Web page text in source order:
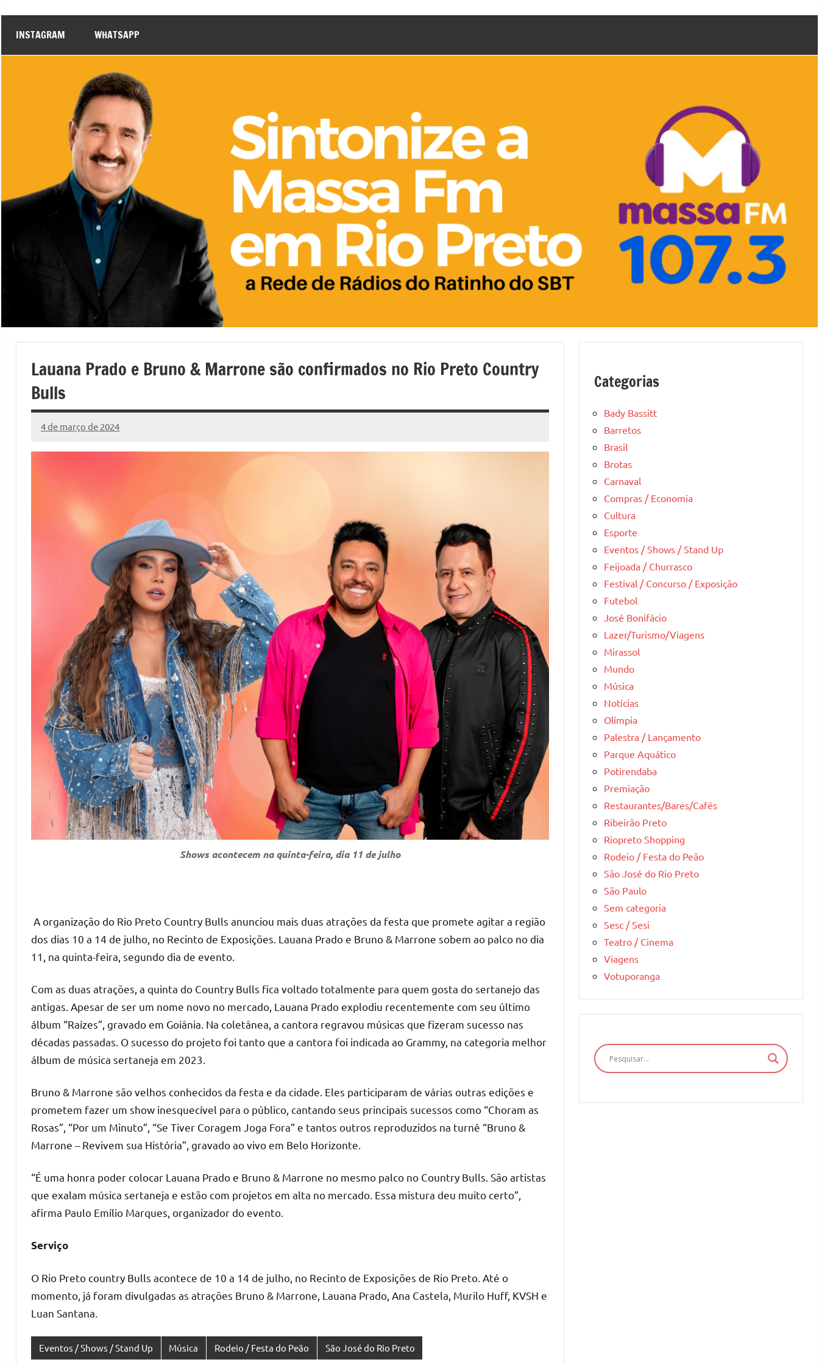
INSTAGRAM WHATSAPP
Lauana Prado e Bruno & Marrone são confirmados no Rio Preto Country
Bulls
4 de março de 2024
Marcelo
Fachin
Shows acontecem na quinta-feira, dia 11 de julho
A organização do Rio Preto Country Bulls anunciou mais duas atrações da festa que promete agitar a região
dos dias 10 a 14 de julho, no Recinto de Exposições. Lauana Prado e Bruno & Marrone sobem ao palco no dia
11, na quinta-feira, segundo dia de evento.
Com as duas atrações, a quinta do Country Bulls fica voltado totalmente para quem gosta do sertanejo das
antigas. Apesar de ser um nome novo no mercado, Lauana Prado explodiu recentemente com seu último
álbum “Raízes”, gravado em Goiânia. Na coletânea, a cantora regravou músicas que fizeram sucesso nas
décadas passadas. O sucesso do projeto foi tanto que a cantora foi indicada ao Grammy, na categoria melhor
álbum de música sertaneja em 2023.
Bruno & Marrone são velhos conhecidos da festa e da cidade. Eles participaram de várias outras edições e
prometem fazer um show inesquecível para o público, cantando seus principais sucessos como “Choram as
Rosas”, “Por um Minuto”, “Se Tiver Coragem Joga Fora” e tantos outros reproduzidos na turnê “Bruno &
Marrone – Revivem sua História”, gravado ao vivo em Belo Horizonte.
“É uma honra poder colocar Lauana Prado e Bruno & Marrone no mesmo palco no Country Bulls. São artistas
que exalam música sertaneja e estão com projetos em alta no mercado. Essa mistura deu muito certo”,
afirma Paulo Emílio Marques, organizador do evento.
Serviço
O Rio Preto country Bulls acontece de 10 a 14 de julho, no Recinto de Exposições de Rio Preto. Até o
momento, já foram divulgadas as atrações Bruno & Marrone, Lauana Prado, Ana Castela, Murilo Huff, KVSH e
Luan Santana.
Eventos / Shows / Stand Up Música Rodeio / Festa do Peão São José do Rio Preto
Categorias
Bady Bassitt
Barretos
Brasil
Brotas
Carnaval
Compras / Economia
Cultura
Esporte
Eventos / Shows / Stand Up
Feijoada / Churrasco
Festival / Concurso / Exposição
Futebol
José Bonifácio
Lazer/Turismo/Viagens
Mirassol
Mundo
Música
Notícias
Olímpia
Palestra / Lançamento
Parque Aquático
Potirendaba
Premiação
Restaurantes/Bares/Cafés
Ribeirão Preto
Riopreto Shopping
Rodeio / Festa do Peão
São José do Rio Preto
São Paulo
Sem categoria
Sesc / Sesi
Teatro / Cinema
Viagens
Votuporanga